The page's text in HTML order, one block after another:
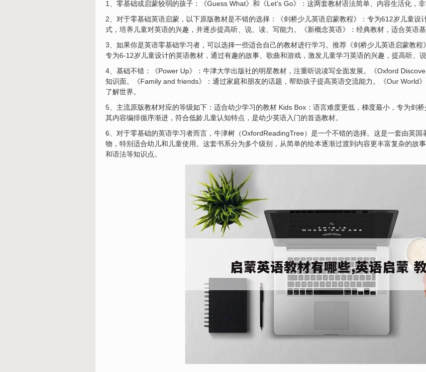
1、零基础或启蒙较弱的孩子：《Guess What》和《Let’s Go》：这两套教材语法简单、内容生活化，非
2、对于零基础英语启蒙，以下原版教材是不错的选择：《剑桥少儿英语启蒙教程》：专为612岁儿童设
式，培养儿童对英语的兴趣，并逐步提高听、说、读、写能力。《新概念英语》：经典教材，适合英语基
3、如果你是英语零基础学习者，可以选择一些适合自己的教材进行学习。推荐《剑桥少儿英语启蒙教
专为6-12岁儿童设计的英语教材，通过有趣的故事、歌曲和游戏，激发儿童学习英语的兴趣，提高听、说
4、基础不错：《Power Up》：牛津大学出版社的明星教材，注重听说读写全面发展。《Oxford
知识面。《Family and friends》：通过家庭和朋友的话题，帮助孩子提高英语交流能力。《Our World
了解世界。
5、主流原版教材对应的等级如下：适合幼少学习的教材 Kids Box：语言难度更低，梯度最小，专为剑
其内容编排循序渐进，符合低龄儿童认知特点，是幼少英语入门的首选教材。
6、对于零基础的英语学习者而言，牛津树（OxfordReadingTree）是一个不错的选择。这是一套由英
物，特别适合幼儿和儿童使用。这套书系分为多个级别，从简单的绘本逐渐过渡到内容更丰富复杂的故
和语法等知识点。